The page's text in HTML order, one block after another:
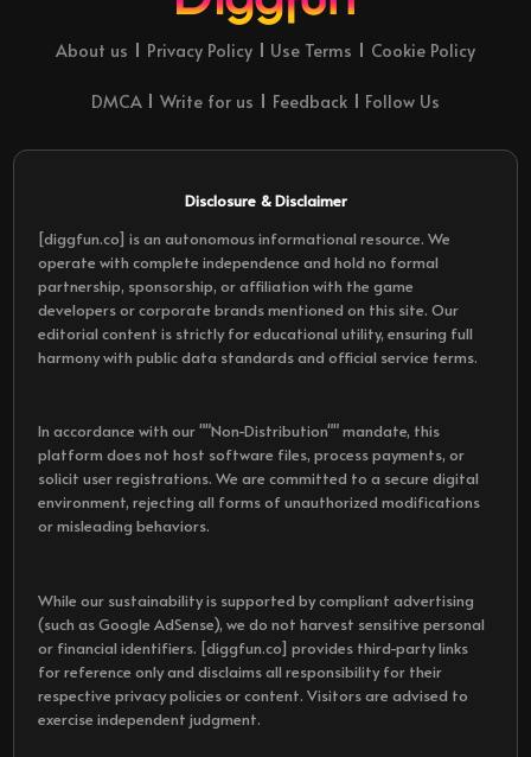
About us Privacy Policy Use Terms Cookie Policy
DMCA Write for us Feedback Follow Us
Disclosure & Disclaimer
[diggfun.co] is an autonomous informational resource. We
operate with complete independence and hold no formal
partnership, sponsorship, or affiliation with the game
developers or corporate brands mentioned on this site. Our
editorial content is strictly for educational utility, ensuring full
harmony with public data standards and official service terms.
In accordance with our ""Non-Distribution"" mandate, this
platform does not host software files, process payments, or
solicit user registrations. We are committed to a secure digital
environment, rejecting all forms of unauthorized modifications
or misleading behaviors.
While our sustainability is supported by compliant advertising
(such as Google AdSense), we do not harvest sensitive personal
or financial identifiers. [diggfun.co] provides third-party links
for reference only and disclaims all responsibility for their
respective privacy policies or content. Visitors are advised to
exercise independent judgment.